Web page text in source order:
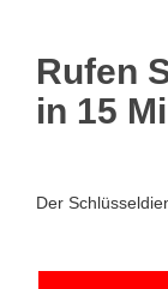
Rufen
in 15
Der